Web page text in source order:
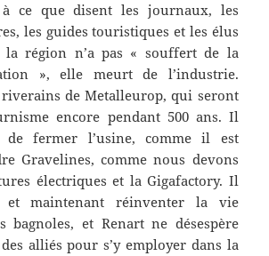
à ce que disent les journaux, les
les guides touristiques et les élus
la région n’a pas « souffert de la
», elle meurt de l’industrie.
de Metalleurop, qui seront
encore pendant 500 ans. Il
de fermer l’usine, comme il est
Gravelines, comme nous devons
électriques et la Gigafactory. Il
maintenant réinventer la vie
bagnoles, et Renart ne désespère
alliés pour s’y employer dans la